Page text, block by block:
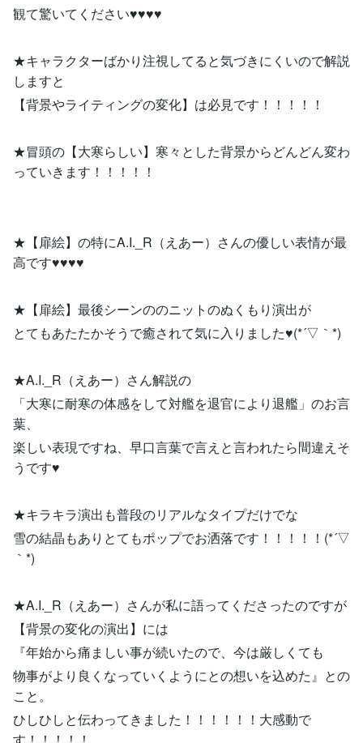
観て驚いてください♥♥♥♥
★キャラクターばかり注視してると気づきにくいので解説
しますと
【背景やライティングの変化】は必見です！！！！！
★冒頭の【大寒らしい】寒々とした背景からどんどん変わ
っていきます！！！！！
★【扉絵】の特にA.I._R（えあー）さんの優しい表情が最
高です♥♥♥♥
★【扉絵】最後シーンののニットのぬくもり演出が
とてもあたたかそうで癒されて気に入りました♥(*´▽｀*)
★A.I._R（えあー）さん解説の
「大寒に耐寒の体感をして対艦を退官により退艦」のお言
葉、
楽しい表現ですね、早口言葉で言えと言われたら間違えそ
うです♥
★キラキラ演出も普段のリアルなタイプだけでな
雪の結晶もありとてもポップでお洒落です！！！！！(*´▽
｀*)
★A.I._R（えあー）さんが私に語ってくださったのですが
【背景の変化の演出】には
『年始から痛ましい事が続いたので、今は厳しくても
物事がより良くなっていくようにとの想いを込めた』との
こと。
ひしひしと伝わってきました！！！！！！大感動で
す！！！！！